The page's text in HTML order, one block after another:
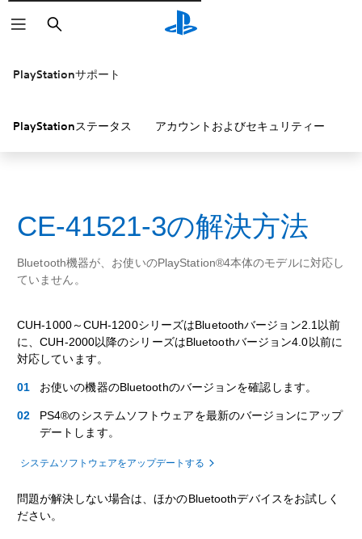
検
索
PlayStationサポート
PlayStationステータス アカウントおよびセキュリティー
CE-41521-3の解決方法
Bluetooth機器が、お使いのPlayStation®4本体のモデルに対応し
ていません。
CUH-1000～CUH-1200シリーズはBluetoothバージョン2.1以前
に、CUH-2000以降のシリーズはBluetoothバージョン4.0以前に
対応しています。
お使いの機器のBluetoothのバージョンを確認します。
PS4®のシステムソフトウェアを最新のバージョンにアップ
デートします。
システムソフトウェアをアップデートする
問題が解決しない場合は、ほかのBluetoothデバイスをお試しく
ださい。